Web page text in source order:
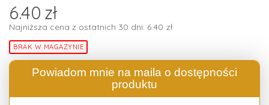
6.40 zł
Najniższa cena z ostatnich 30 dni: 6.40 zł
BRAK W MAGAZYNIE
Powiadom mnie na maila o dostępności
produktu